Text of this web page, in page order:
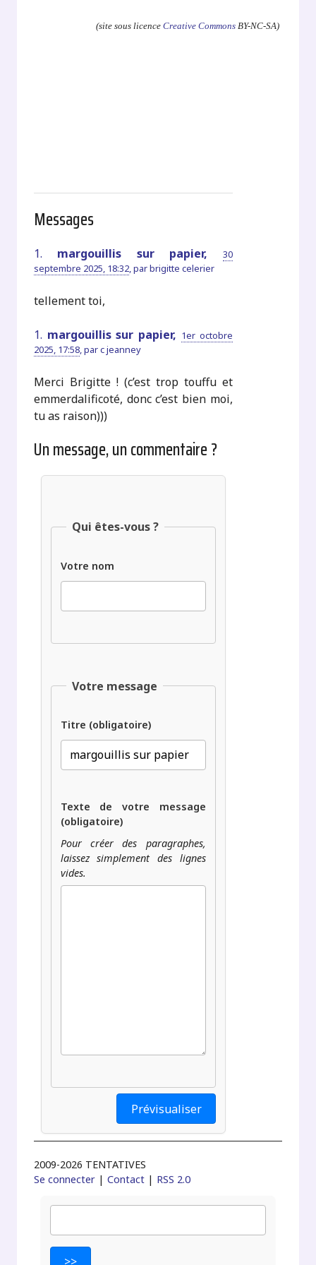
(site sous licence Creative CommonsBY-NC-SA)
Messages
1. margouillis sur papier,
30
septembre 2025, 18:32,parbrigitte celerier
tellement toi,
1. margouillis sur papier, 1er octobre
2025, 17:58,parc jeanney
Merci Brigitte ! (c’est trop touffu et
emmerdalificoté, donc c’est bien moi,
tu as raison)))
Un message, un commentaire ?
Qui êtes-vous ?
Votre nom
Votre message
Titre (obligatoire)
Texte de votre message
(obligatoire)
Pour créer des paragraphes,
laissez simplement des lignes
vides.
2009-2026 TENTATIVES
Se connecter |Contact | RSS 2.0